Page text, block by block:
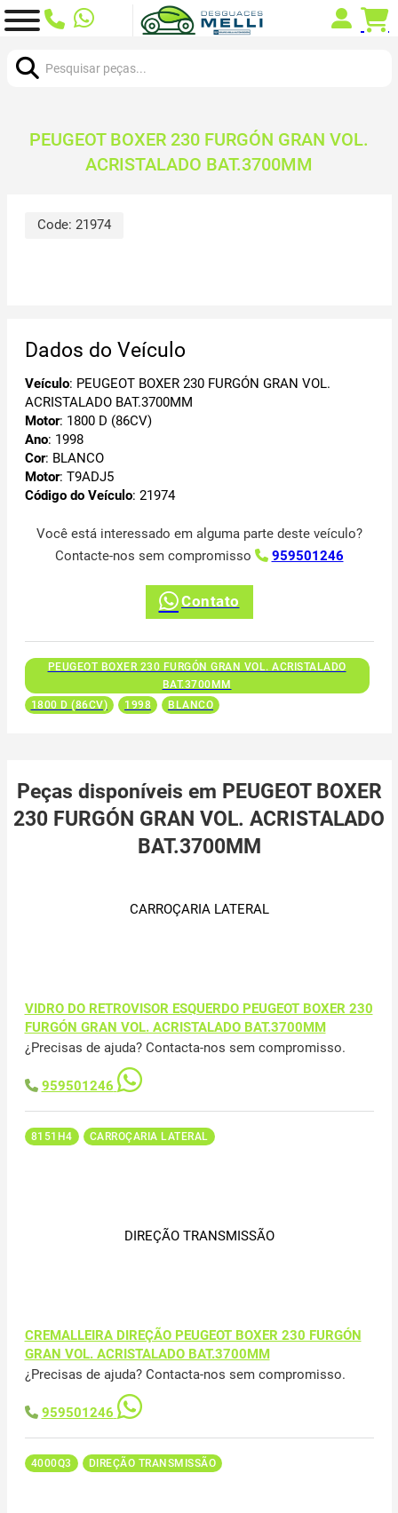
PEUGEOT BOXER 230 FURGÓN GRAN VOL.
ACRISTALADO BAT.3700MM
Code: 21974
Dados do Veículo
Veículo: PEUGEOT BOXER 230 FURGÓN GRAN VOL.
ACRISTALADO BAT.3700MM
Motor: 1800 D (86CV)
Ano: 1998
Cor: BLANCO
Motor: T9ADJ5
Código do Veículo: 21974
Você está interessado em alguma parte deste veículo?
Contacte-nos sem compromisso
959501246
Contato
PEUGEOT BOXER 230 FURGÓN GRAN VOL. ACRISTALADO
BAT.3700MM
1800 D (86CV)
1998 BLANCO
Peças disponíveis em PEUGEOT BOXER
230 FURGÓN GRAN VOL. ACRISTALADO
BAT.3700MM
CARROÇARIA LATERAL
VIDRO DO RETROVISOR ESQUERDO PEUGEOT BOXER 230
FURGÓN GRAN VOL. ACRISTALADO BAT.3700MM
¿Precisas de ajuda? Contacta-nos sem compromisso.
959501246
8151H4 CARROÇARIA LATERAL
DIREÇÃO TRANSMISSÃO
CREMALLEIRA DIREÇÃO PEUGEOT BOXER 230 FURGÓN
GRAN VOL. ACRISTALADO BAT.3700MM
¿Precisas de ajuda? Contacta-nos sem compromisso.
959501246
4000Q3 DIREÇÃO TRANSMISSÃO